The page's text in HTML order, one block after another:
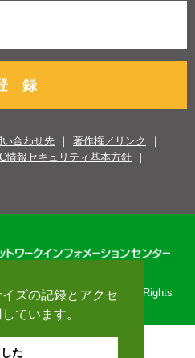
ズの記録とアクセ
ています。
た
録
い合わせ先
著作権／リンク
情報セキュリティ基本方針
Information Center. All Rights